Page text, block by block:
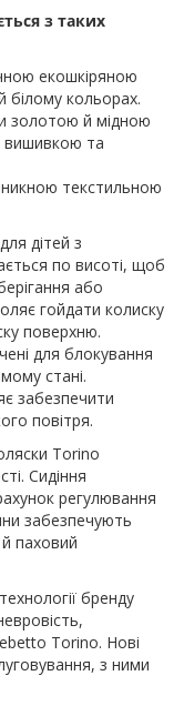
з таких
екошкіряною
кольорах.
золотою й мідною
та
текстильною
дітей з
по висоті, щоб
або
гойдати колиску
поверхню.
для блокування
стані.
забезпечити
повітря.
Torino
Сидіння
регулювання
забезпечують
паховий
бренду
Torino. Нові
з ними